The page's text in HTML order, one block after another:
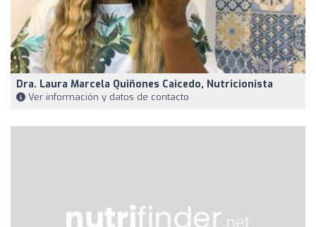
Dra. Laura Marcela Quiñones Caicedo, Nutricionista
Ver información y datos de contacto